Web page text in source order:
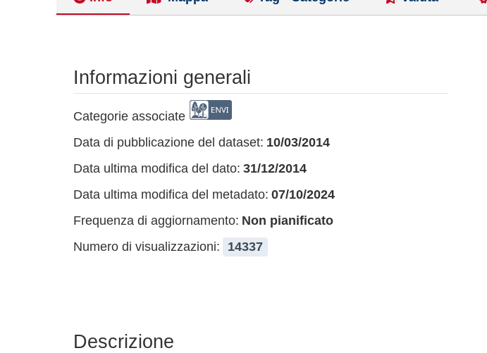
Informazioni generali
Categorie associate
Data di pubblicazione del dataset: 10/03/2014
Data ultima modifica del dato: 31/12/2014
Data ultima modifica del metadato: 07/10/2024
Frequenza di aggiornamento: Non pianificato
Numero di visualizzazioni:
14337
Descrizione